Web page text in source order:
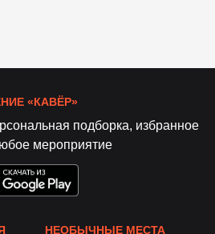
«КАВЁР»
подборка, избранное
мероприятие
НЕОБЫЧНЫЕ МЕСТА